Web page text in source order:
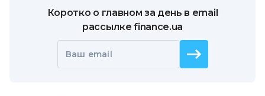
Коротко о главном за день в email
рассылке finance.ua
Ваш email